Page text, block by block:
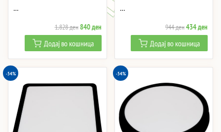
…
1,828денOriginal
price
was:
1,828 ден.
840денCurrent
price
is:
840 ден.
Додај во кошница
…
944денOriginal
price
was:
944 ден.
434ден
price
is:
434
Додај во кошница
-54% -54%